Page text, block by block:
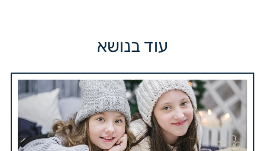
עוד בנושא